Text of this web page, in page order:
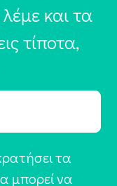
και τα
τίποτα,
τα
μπορεί να